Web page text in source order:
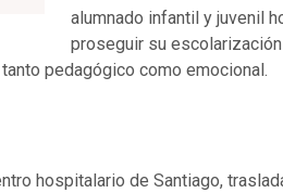
alumnado infantil y juvenil
proseguir su
pedagógico como emocional.
hospitalario de Santiago,